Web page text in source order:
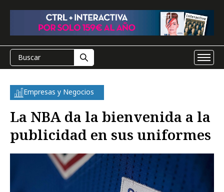
Empresas y Negocios
La NBA da la bienvenida a la
publicidad en sus uniformes